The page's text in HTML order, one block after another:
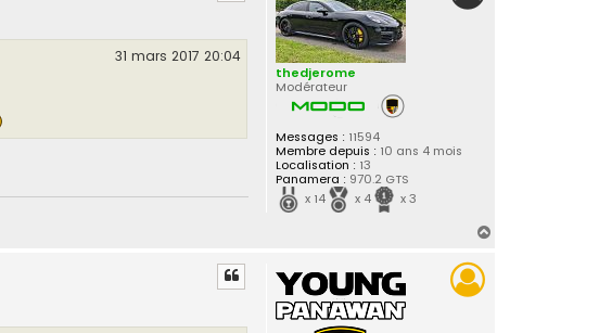
thedjerome
Modérateur
Messages : 11594
Membre depuis : 10 ans 4 mois
Localisation : 13
Panamera : 970.2 GTS
x 14
x 4 x 3
31 mars 2017 20:04